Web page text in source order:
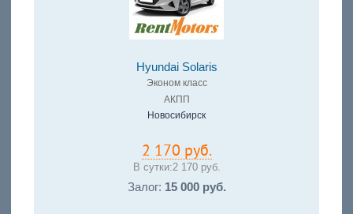
Hyundai Solaris
Эконом класс
АКПП
Новосибирск
2 170 руб.
В сутки:2 170 руб.
Залог: 15 000 руб.